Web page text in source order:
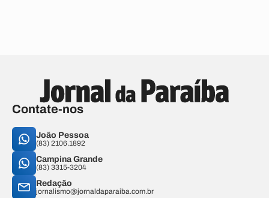
Contate-nos
João Pessoa
(83) 2106.1892
Campina Grande
(83) 3315-3204
Redação
jornalismo@jornaldaparaiba.com.br